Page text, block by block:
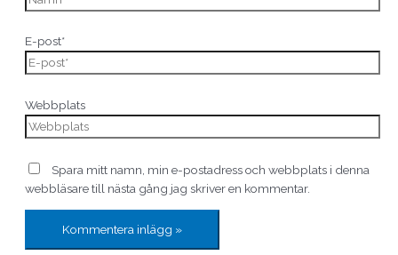
E-post*
Webbplats
Spara mitt namn, min e-postadress och webbplats i denna
webbläsare till nästa gång jag skriver en kommentar.